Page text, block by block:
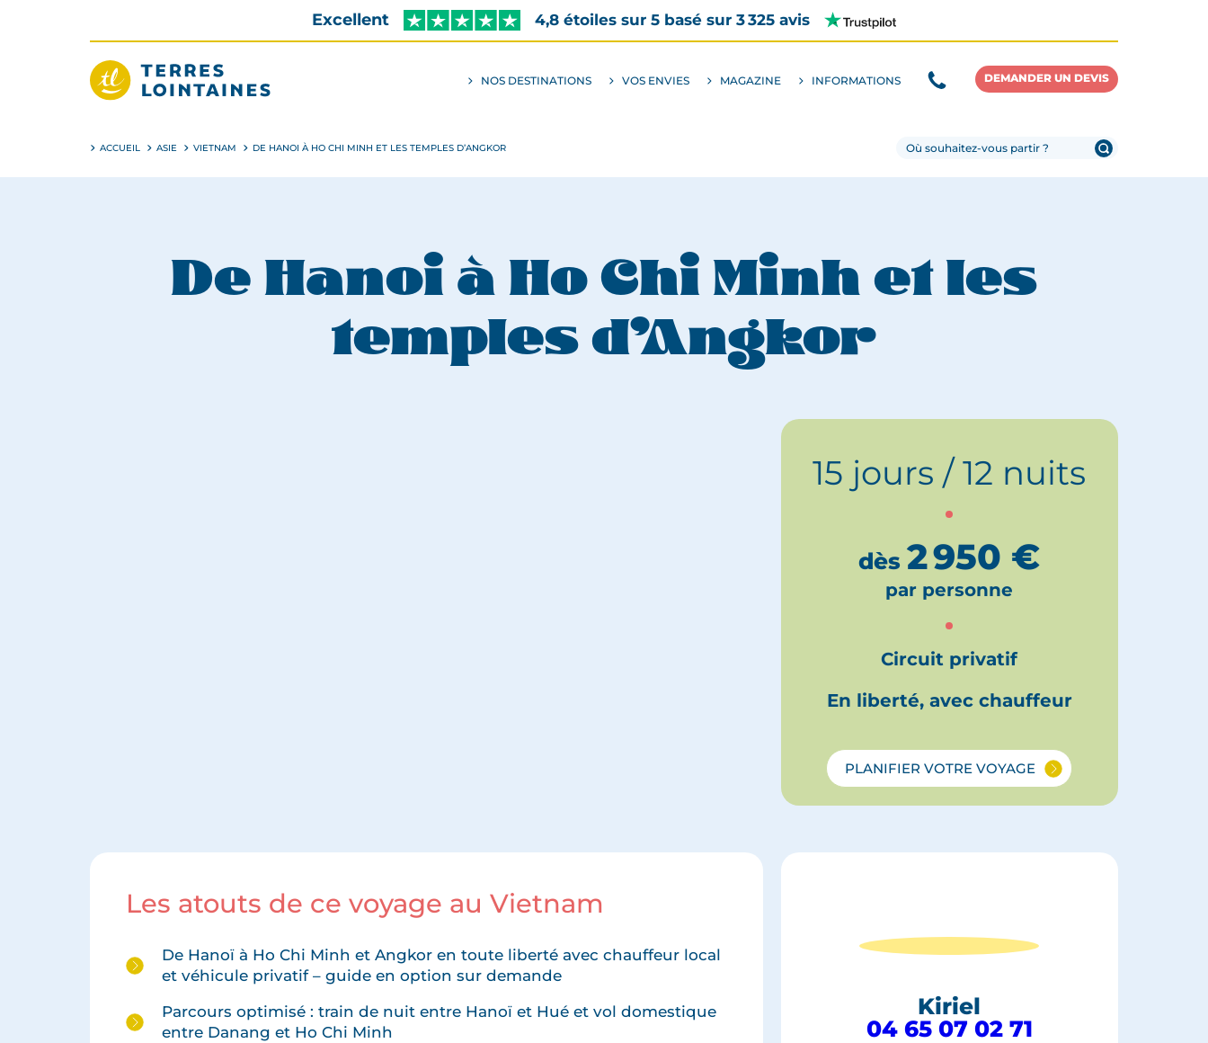
contenu
Excellent 4,8 étoiles sur 5 basé sur 3 325 avis
NOS DESTINATIONS
ALLER
VOS ENVIES MAGAZINE INFORMATIONS DEMANDER UN DEVIS
ACCUEIL ASIE VIETNAM DE HANOI À HO CHI MINH ET LES TEMPLES D’ANGKOR
De Hanoi à Ho Chi Minh et les
temples d’Angkor
15 jours / 12 nuits
dès 2 950 €
par personne
Circuit privatif
En liberté, avec chauffeur
PLANIFIER VOTRE VOYAGE
Les atouts de ce voyage au Vietnam
De Hanoï à Ho Chi Minh et Angkor en toute liberté avec chauffeur local
et véhicule privatif – guide en option sur demande
Parcours optimisé : train de nuit entre Hanoï et Hué et vol domestique
entre Danang et Ho Chi Minh
Kiriel
04 65 07 02 71